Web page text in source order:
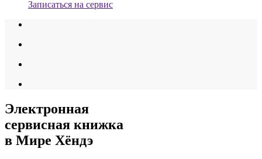
Записаться на сервис
Электронная
сервисная книжка
в Мире Хёндэ